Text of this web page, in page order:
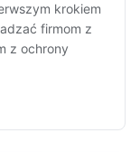
krokiem
firmom z
z ochrony